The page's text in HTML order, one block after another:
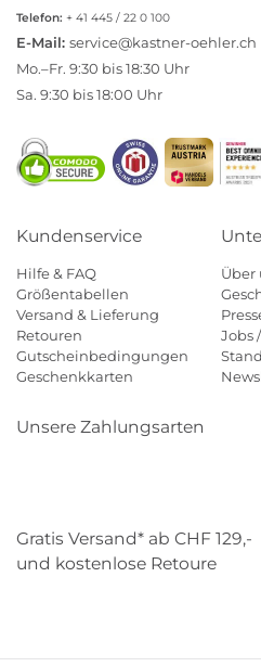
Telefon: + 41 445 / 22 0 100
E-Mail: service@kastner-oehler.ch
Mo.–Fr. 9:30 bis 18:30 Uhr
Sa. 9:30 bis 18:00 Uhr
Kundenservice
Hilfe & FAQ
Größentabellen
Versand & Lieferung
Retouren
Gutscheinbedingungen
Geschenkkarten
Über
Jobs
Unsere Zahlungsarten
Gratis Versand* ab CHF 129,-
und kostenlose Retoure